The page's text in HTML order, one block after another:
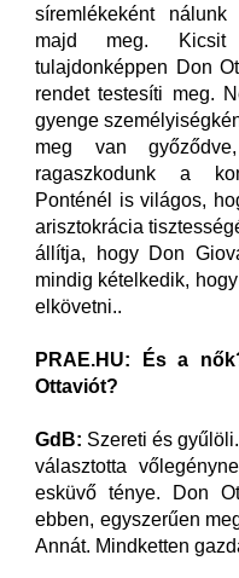
síremlékeként
majd meg. Kicsit
tulajdonképpen Don
rendet testesíti meg.
gyenge
meg van
ragaszkodunk a
Ponténél is világos,
arisztokrácia
állítja, hogy Don
mindig kételkedik,
elkövetni..
PRAE.HU: És a
Ottaviót?
GdB: Szereti és
választotta
esküvő ténye. Don
ebben, egyszerűen
Annát. Mindketten